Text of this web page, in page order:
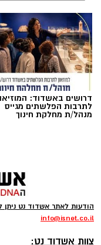
רוצה לעקוב אחרי
ב-WhatsApp לחצו כאן
להורדת
קודוס ווהאב
ליגת העל
ספטמבר במשחקי
יתחילו
דרושים באשדוד:
לתרבות הפלשתים מגייס
מנהל/ת מחלקת חינוך
הודעות לאתר אשדוד נט
info@isnet.co.il
צוות אשדוד נט: